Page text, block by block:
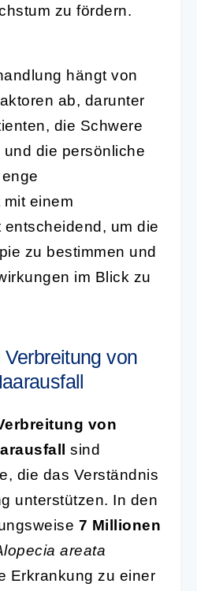
zu fördern.
hängt von
ab, darunter
die Schwere
die persönliche
einem
um die
zu bestimmen und
im Blick zu
von
von
sind
die das Verständnis
unterstützen. In den
7 Millionen
areata
Erkrankung zu einer